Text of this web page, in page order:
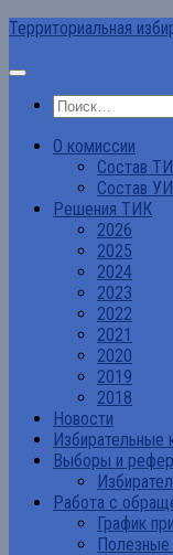
Перейти
содержимому
Территориальная
Найти:
О комиссии
Состав
Состав
Решения ТИК
2026
2025
2024
2023
2022
2021
2020
2019
2018
Новости
Избирательные
Выборы и
Работа с
График